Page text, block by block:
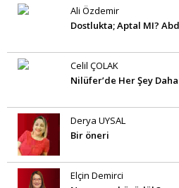
Ali Özdemir
Dostlukta; Aptal MI?
Celil ÇOLAK
Nilüfer’de Her Şey
Derya UYSAL
Bir öneri
Elçin Demirci